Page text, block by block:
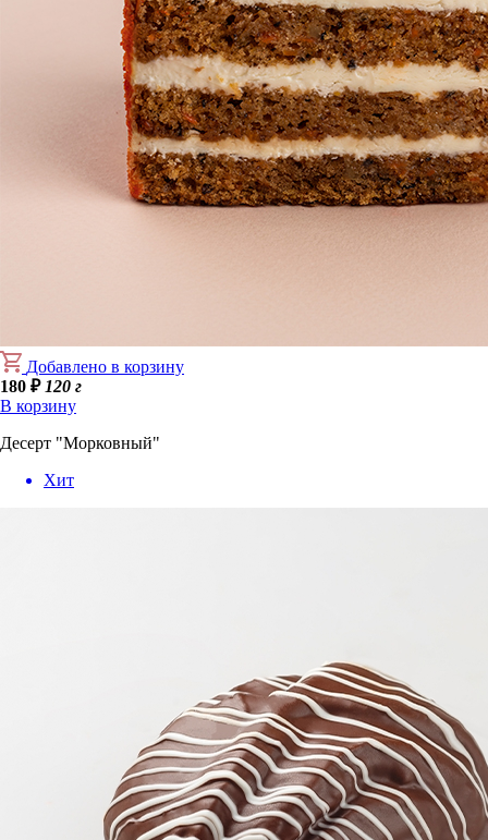
Добавлено в корзину
180 ₽ 120 г
В корзину
Десерт "Морковный"
Хит